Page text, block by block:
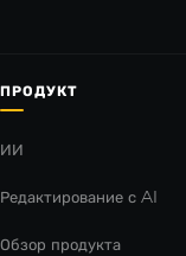
ПРОДУКТ
ИИ
Редактирование с AI
Обзор продукта